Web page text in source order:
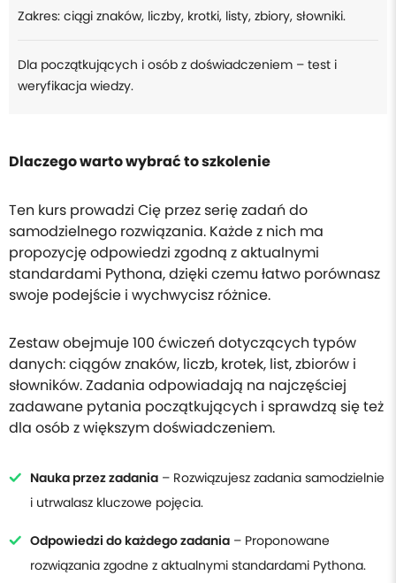
Zakres: ciągi znaków, liczby, krotki, listy, zbiory, słowniki.
Dla początkujących i osób z doświadczeniem – test i
weryfikacja wiedzy.
Dlaczego warto wybrać to szkolenie
Ten kurs prowadzi Cię przez serię zadań do
samodzielnego rozwiązania. Każde z nich ma
propozycję odpowiedzi zgodną z aktualnymi
standardami Pythona, dzięki czemu łatwo porównasz
swoje podejście i wychwycisz różnice.
Zestaw obejmuje 100 ćwiczeń dotyczących typów
danych: ciągów znaków, liczb, krotek, list, zbiorów i
słowników. Zadania odpowiadają na najczęściej
zadawane pytania początkujących i sprawdzą się też
dla osób z większym doświadczeniem.
Nauka przez zadania – Rozwiązujesz zadania samodzielnie
i utrwalasz kluczowe pojęcia.
Odpowiedzi do każdego zadania – Proponowane
rozwiązania zgodne z aktualnymi standardami Pythona.